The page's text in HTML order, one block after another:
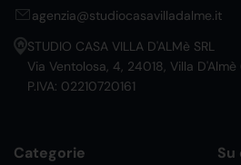
agenzia@studiocasavilladalme.it
STUDIO CASA VILLA D'ALMè SRL
Via Ventolosa, 4, 24018, Villa D'Almè
P.IVA: 02210720161
Categorie Su